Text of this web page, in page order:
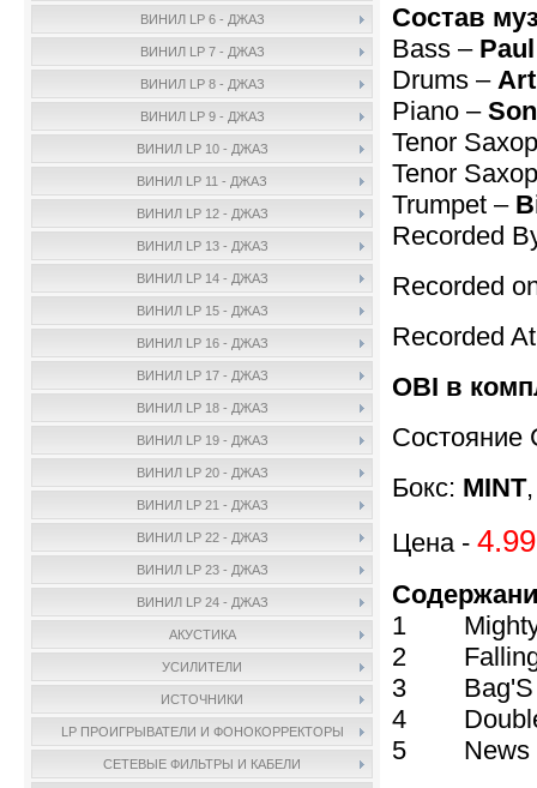
ВИНИЛ LP 6 - ДЖАЗ
ВИНИЛ LP 7 - ДЖАЗ
ВИНИЛ LP 8 - ДЖАЗ
ВИНИЛ LP 9 - ДЖАЗ
ВИНИЛ LP 10 - ДЖАЗ
ВИНИЛ LP 11 - ДЖАЗ
ВИНИЛ LP 12 - ДЖАЗ
ВИНИЛ LP 13 - ДЖАЗ
ВИНИЛ LP 14 - ДЖАЗ
ВИНИЛ LP 15 - ДЖАЗ
ВИНИЛ LP 16 - ДЖАЗ
ВИНИЛ LP 17 - ДЖАЗ
ВИНИЛ LP 18 - ДЖАЗ
ВИНИЛ LP 19 - ДЖАЗ
ВИНИЛ LP 20 - ДЖАЗ
ВИНИЛ LP 21 - ДЖАЗ
ВИНИЛ LP 22 - ДЖАЗ
ВИНИЛ LP 23 - ДЖАЗ
ВИНИЛ LP 24 - ДЖАЗ
АКУСТИКА
УСИЛИТЕЛИ
ИСТОЧНИКИ
LP ПРОИГРЫВАТЕЛИ И ФОНОКОРРЕКТОРЫ
СЕТЕВЫЕ ФИЛЬТРЫ И КАБЕЛИ
Состав
Bass –
Drums –
Piano –
Tenor
Tenor
Trumpet –
Recorded
Recorded
Recorded
OBI в
Состояние
Бокс: MINT
Цена -
1 Mighty
2 Falling
3 Bag'S
4 Double
5 News